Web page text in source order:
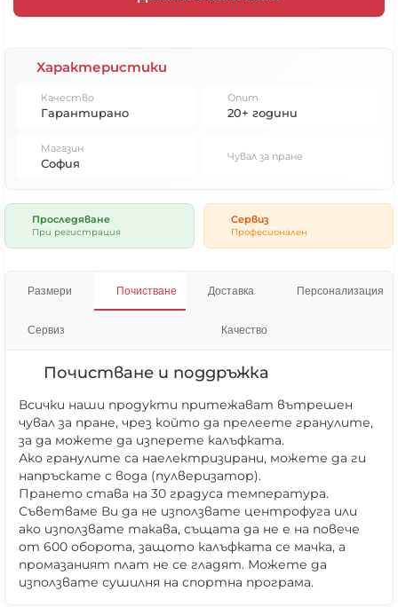
Характеристики
Качество
Гарантирано
Опит
20+ години
Магазин
София Чувал за пране
Проследяване
При регистрация
Сервиз
Професионален
Размери Почистване Доставка Персонализация
Сервиз Качество
Почистване и поддръжка
Всички наши продукти притежават вътрешен
чувал за пране, чрез който да прелеете гранулите,
за да можете да изперете калъфката.
Ако гранулите са наелектризирани, можете да ги
напръскате с вода (пулверизатор).
Прането става на 30 градуса температура.
Съветваме Ви да не използвате центрофуга или
ако използвате такава, същата да не е на повече
от 600 оборота, защото калъфката се мачка, а
промазаният плат не се гладят. Можете да
използвате сушилня на спортна програма.